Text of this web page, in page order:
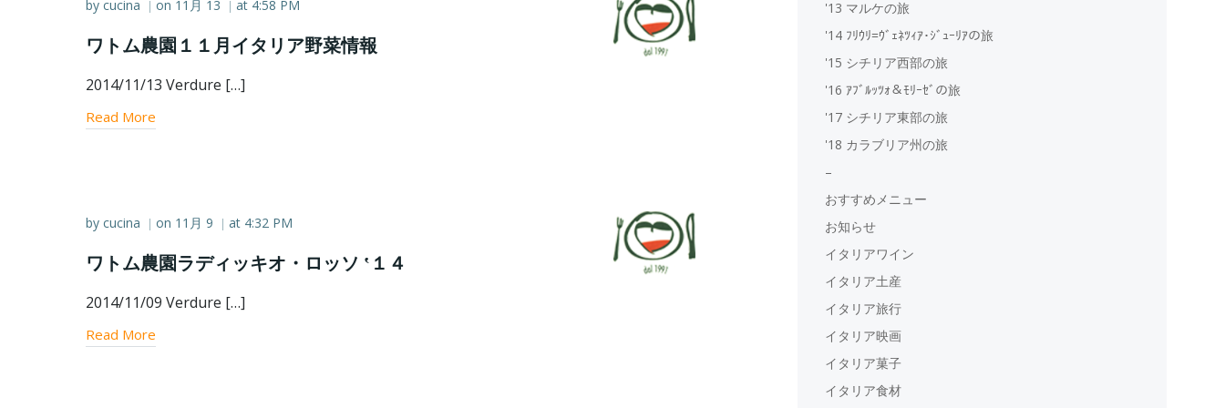
by cucina | on 11月 13 | at 4:58 PM
ワトム農園１１月イタリア野菜情報
2014/11/13 Verdure […]
Read More
by cucina | on 11月 9 | at 4:32 PM
ワトム農園ラディッキオ・ロッソ ‛１４
2014/11/09 Verdure […]
Read More
'13 マルケの旅
'14 ﾌﾘｳﾘ=ｳﾞｪﾈﾂｨｱ･ｼﾞｭｰﾘｱの旅
'15 シチリア西部の旅
'16 ｱﾌﾞﾙｯﾂｫ＆ﾓﾘｰｾﾞの旅
'17 シチリア東部の旅
'18 カラブリア州の旅
–
おすすめメニュー
お知らせ
イタリアワイン
イタリア土産
イタリア旅行
イタリア映画
イタリア菓子
イタリア食材